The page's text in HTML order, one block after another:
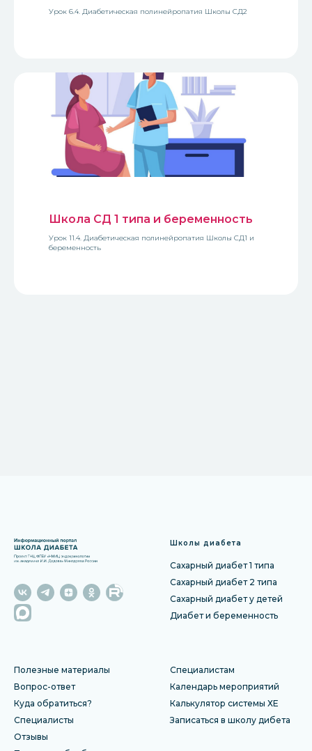
Урок 6.4. Диабетическая полинейропатия Школы СД2
Школа СД 1 типа и беременность
Урок 11.4. Диабетическая полинейропатия Школы СД1 и
беременность
Школы диабета
Сахарный диабет 1 типа
Сахарный диабет 2 типа
Сахарный диабет у детей
Диабет и беременность
Полезные материалы
Вопрос-ответ
Куда обратиться?
Специалисты
Отзывы
Специалистам
Календарь мероприятий
Калькулятор системы ХЕ
Записаться в школу дибета